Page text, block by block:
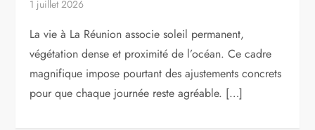
1 juillet 2026
La vie à La Réunion associe soleil permanent,
végétation dense et proximité de l’océan. Ce cadre
magnifique impose pourtant des ajustements concrets
pour que chaque journée reste agréable. […]